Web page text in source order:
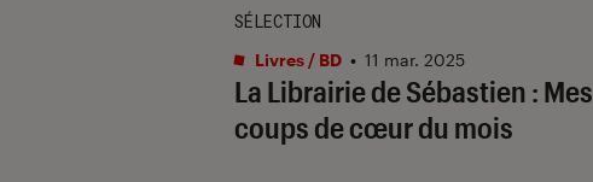
La Librairie de Sébastien : Mes
coups de cœur du mois
SÉLECTION
Livres / BD • 11 mar. 2025